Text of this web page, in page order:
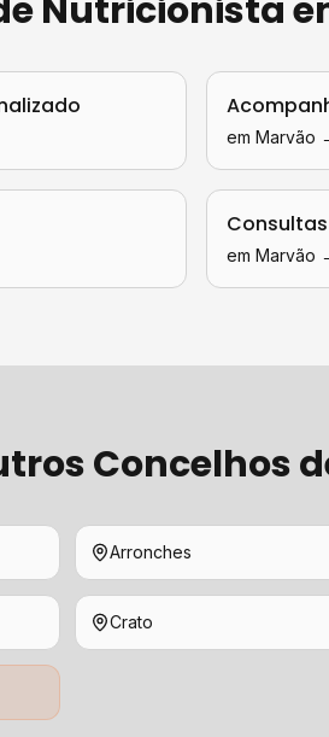
Nutricionista
em Marvão
em Marvão
Concelhos
Arronches
Crato